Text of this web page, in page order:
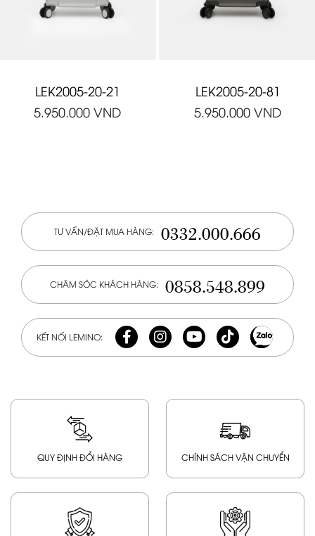
LEK2005-20-21
5.950.000 VND
LEK2005-20-81
5.950.000 VND
TƯ VẤN/ĐẶT MUA HÀNG: 0332.000.666
CHĂM SÓC KHÁCH HÀNG: 0858.548.899
KẾT NỐI LEMINO:
QUY ĐỊNH ĐỔI HÀNG CHÍNH SÁCH VẬN CHUYỂN